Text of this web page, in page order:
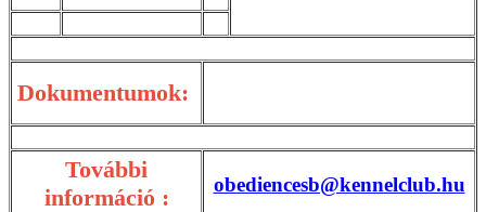
Dokumentumok:
További
információ :
obediencesb@kennelclub.hu